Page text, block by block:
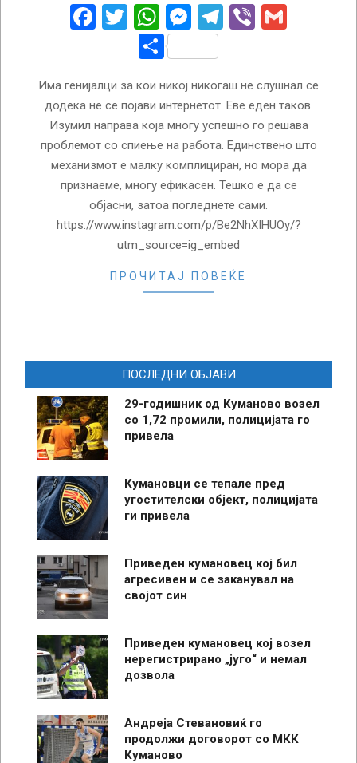
Facebook
Twitter
WhatsApp
Messenger
Telegram
Viber
Share
Има генијалци за кои никој никогаш не слушнал се
додека не се појави интернетот. Еве еден таков.
Изумил направа која многу успешно го решава
проблемот со спиење на работа. Единствено што
механизмот е малку комплициран, но мора да
признаеме, многу ефикасен. Тешко е да се
објасни, затоа погледнете сами.
https://www.instagram.com/p/Be2NhXIHUOy/?
utm_source=ig_embed
ПРОЧИТАЈ ПОВЕЌЕ
ПОСЛЕДНИ ОБЈАВИ
29-годишник од Куманово возел
со 1,72 промили, полицијата го
привела
Кумановци се тепале пред
угостителски објект, полицијата
ги привела
Приведен кумановец кој бил
агресивен и се заканувал на
својот син
Приведен кумановец кој возел
нерегистрирано „југо“ и немал
дозвола
Андреја Стевановиќ го
продолжи договорот со МКК
Куманово